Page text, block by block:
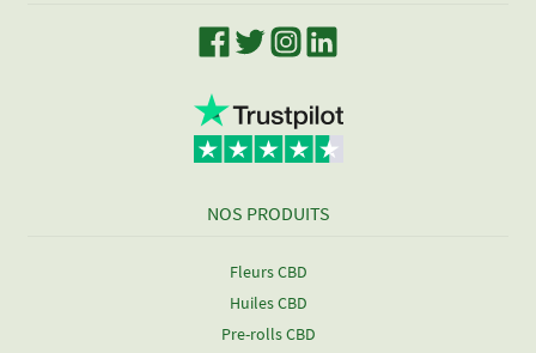
NOS PRODUITS
Fleurs CBD
Huiles CBD
Pre-rolls CBD